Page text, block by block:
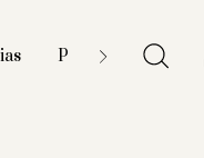
Porta Palhetas